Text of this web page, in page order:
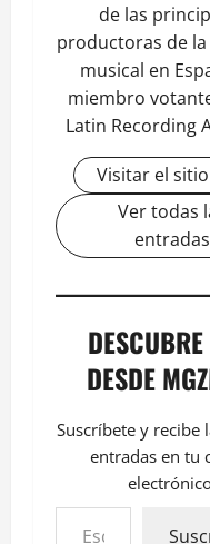
de las
productoras de
musical en
miembro
Latin Recording
Visitar el
Ver todas
entradas
DESDE
Suscríbete y recibe
entradas en tu